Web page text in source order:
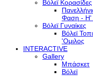
Βόλεϊ Κορασίδες
Φαση - H'
Βόλεϊ Γυναίκες
Βόλεϊ
'Ομιλος
INTERACTIVE
Gallery
Μπάσκετ
Βόλεϊ